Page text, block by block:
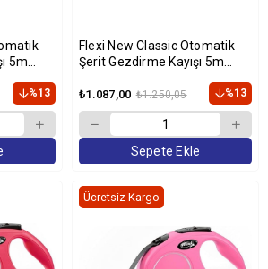
5m
%13
Flexi New Classic Otomatik
Şerit Gezdirme Kayışı 5m
₺1.087,00 ₺1.250,05 %13
Sepete Ekle
Ücretsiz Kargo